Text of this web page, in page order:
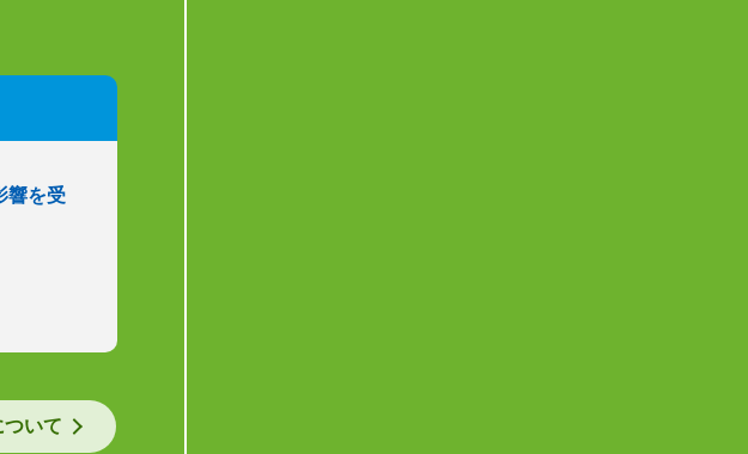
響を受
ついて